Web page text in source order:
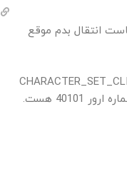
انتقال بدم موقع